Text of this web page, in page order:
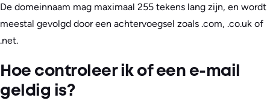
De domeinnaam mag maximaal 255 tekens lang zijn, en wordt
meestal gevolgd door een achtervoegsel zoals .com, .co.uk of
.net.
Hoe controleer ik of een e-mail
geldig is?